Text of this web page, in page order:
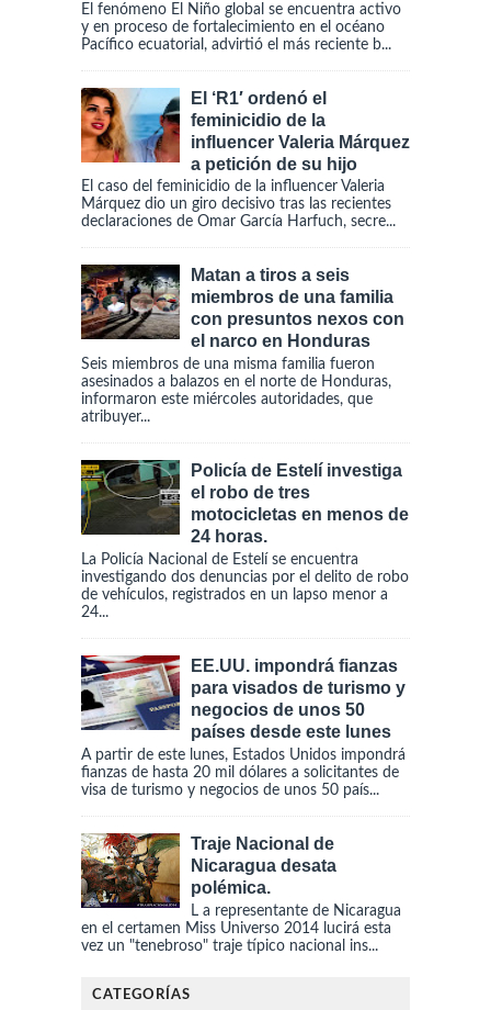
El fenómeno El Niño global se encuentra activo
y en proceso de fortalecimiento en el océano
Pacífico ecuatorial, advirtió el más reciente b...
El ‘R1′ ordenó el
feminicidio de la
influencer Valeria Márquez
a petición de su hijo
El caso del feminicidio de la influencer Valeria
Márquez dio un giro decisivo tras las recientes
declaraciones de Omar García Harfuch, secre...
Matan a tiros a seis
miembros de una familia
con presuntos nexos con
el narco en Honduras
Seis miembros de una misma familia fueron
asesinados a balazos en el norte de Honduras,
informaron este miércoles autoridades, que
atribuyer...
Policía de Estelí investiga
el robo de tres
motocicletas en menos de
24 horas.
La Policía Nacional de Estelí se encuentra
investigando dos denuncias por el delito de robo
de vehículos, registrados en un lapso menor a
24...
EE.UU. impondrá fianzas
para visados de turismo y
negocios de unos 50
países desde este lunes
A partir de este lunes, Estados Unidos impondrá
fianzas de hasta 20 mil dólares a solicitantes de
visa de turismo y negocios de unos 50 país...
Traje Nacional de
Nicaragua desata
polémica.
L a representante de Nicaragua
en el certamen Miss Universo 2014 lucirá esta
vez un "tenebroso" traje típico nacional ins...
CATEGORÍAS